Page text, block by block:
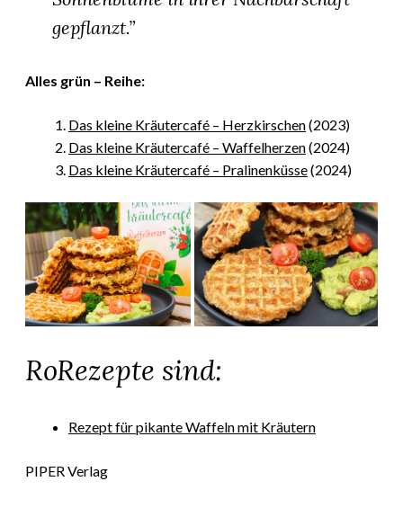
gepflanzt.”
Alles grün – Reihe:
Das kleine Kräutercafé – Herzkirschen(2023)
Das kleine Kräutercafé – Waffelherzen(2024)
Das kleine Kräutercafé – Pralinenküsse(2024)
RoRezepte sind:
Rezept für pikante Waffeln mit Kräutern
PIPER Verlag